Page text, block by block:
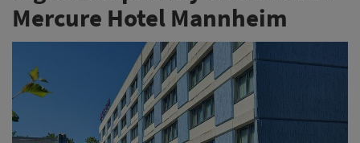
Mercure Hotel Mannheim